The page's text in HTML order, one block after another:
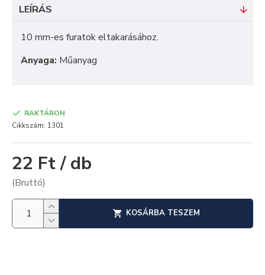
LEÍRÁS
10 mm-es furatok eltakarásához.
Anyaga: Műanyag
22 Ft / db
(Bruttó)
RAKTÁRON
Cikkszám: 1301
KOSÁRBA TESZEM